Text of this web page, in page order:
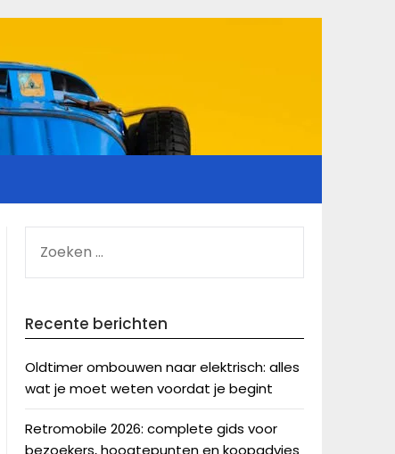
NAAR:
Recente berichten
Oldtimer ombouwen naar elektrisch: alles
wat je moet weten voordat je begint
Retromobile 2026: complete gids voor
bezoekers, hoogtepunten en koopadvies